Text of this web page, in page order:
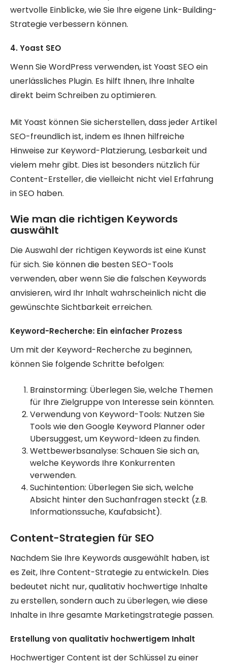
wertvolle Einblicke, wie Sie Ihre eigene Link-Building-
Strategie verbessern können.
4. Yoast SEO
Wenn Sie WordPress verwenden, ist Yoast SEO ein
unerlässliches Plugin. Es hilft Ihnen, Ihre Inhalte
direkt beim Schreiben zu optimieren.
Mit Yoast können Sie sicherstellen, dass jeder Artikel
SEO-freundlich ist, indem es Ihnen hilfreiche
Hinweise zur Keyword-Platzierung, Lesbarkeit und
vielem mehr gibt. Dies ist besonders nützlich für
Content-Ersteller, die vielleicht nicht viel Erfahrung
in SEO haben.
Wie man die richtigen Keywords
auswählt
Die Auswahl der richtigen Keywords ist eine Kunst
für sich. Sie können die besten SEO-Tools
verwenden, aber wenn Sie die falschen Keywords
anvisieren, wird Ihr Inhalt wahrscheinlich nicht die
gewünschte Sichtbarkeit erreichen.
Keyword-Recherche: Ein einfacher Prozess
Um mit der Keyword-Recherche zu beginnen,
können Sie folgende Schritte befolgen:
Brainstorming: Überlegen Sie, welche Themen
für Ihre Zielgruppe von Interesse sein könnten.
Verwendung von Keyword-Tools: Nutzen Sie
Tools wie den Google Keyword Planner oder
Ubersuggest, um Keyword-Ideen zu finden.
Wettbewerbsanalyse: Schauen Sie sich an,
welche Keywords Ihre Konkurrenten
verwenden.
Suchintention: Überlegen Sie sich, welche
Absicht hinter den Suchanfragen steckt (z.B.
Informationssuche, Kaufabsicht).
Content-Strategien für SEO
Nachdem Sie Ihre Keywords ausgewählt haben, ist
es Zeit, Ihre Content-Strategie zu entwickeln. Dies
bedeutet nicht nur, qualitativ hochwertige Inhalte
zu erstellen, sondern auch zu überlegen, wie diese
Inhalte in Ihre gesamte Marketingstrategie passen.
Erstellung von qualitativ hochwertigem Inhalt
Hochwertiger Content ist der Schlüssel zu einer